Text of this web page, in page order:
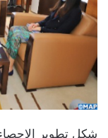
شكل تطوير